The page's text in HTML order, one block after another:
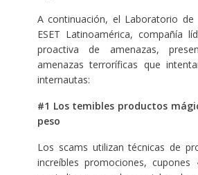
A continuación, el Laboratorio de
ESET Latinoamérica, compañía
proactiva de amenazas,
amenazas terroríficas que
internautas:
#1 Los temibles productos
peso
Los scams utilizan técnicas de
increíbles promociones, cupones